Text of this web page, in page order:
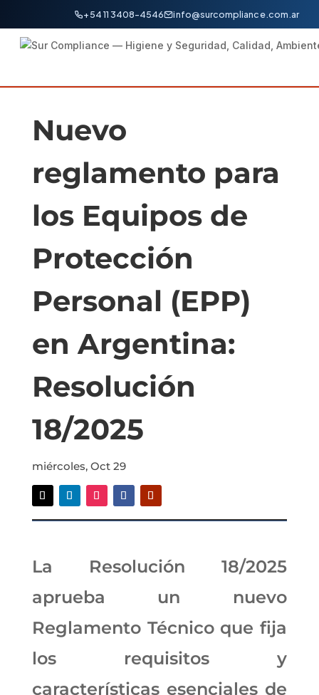
+54 11 3408-4546 info@surcompliance.com.ar
Nuevo
reglamento para
los Equipos de
Protección
Personal (EPP)
en Argentina:
Resolución
18/2025
miércoles, Oct 29
La Resolución 18/2025
aprueba un nuevo
Reglamento Técnico que fija
los requisitos y
características esenciales de